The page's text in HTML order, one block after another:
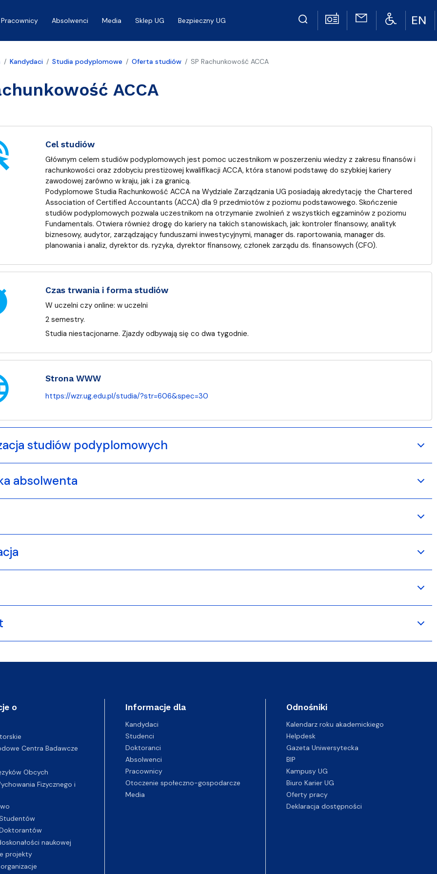
Pracownicy Absolwenci Media Sklep UG Bezpieczny UG
Kandydaci Studia podyplomowe Oferta studiów SP Rachunkowość ACCA
ACCA
Cel studiów
Głównym celem studiów podyplomowych jest pomoc uczestnikom w poszerzeniu wiedzy z zakresu finansów i
rachunkowości oraz zdobyciu prestiżowej kwalifikacji ACCA, która stanowi podstawę do szybkiej kariery
zawodowej zarówno w kraju, jak i za granicą.
Podyplomowe Studia Rachunkowość ACCA na Wydziale Zarządzania UG posiadają akredytację the Chartered
Association of Certified Accountants (ACCA) dla 9 przedmiotów z poziomu podstawowego. Skończenie
studiów podyplomowych pozwala uczestnikom na otrzymanie zwolnień z wszystkich egzaminów z poziomu
Fundamentals. Otwiera również drogę do kariery na takich stanowiskach, jak: kontroler finansowy, analityk
biznesowy, audytor, zarządzający funduszami inwestycyjnymi, manager ds. raportowania, manager ds.
planowania i analiz, dyrektor ds. ryzyka, dyrektor finansowy, członek zarządu ds. finansowych (CFO).
Czas trwania i forma studiów
W uczelni czy online: w uczelni
2 semestry.
Studia niestacjonarne. Zjazdy odbywają się co dwa tygodnie.
Strona WWW
https://wzr.ug.edu.pl/studia/?str=606&spec=30
studiów podyplomowych
absolwenta
o
Centra Badawcze
Obcych
Fizycznego i
naukowej
projekty
Informacje dla
Kandydaci
Studenci
Doktoranci
Absolwenci
Pracownicy
Otoczenie społeczno-gospodarcze
Media
Odnośniki
Kalendarz roku akademickiego
Helpdesk
Gazeta Uniwersytecka
BIP
Kampusy UG
Biuro Karier UG
Oferty pracy
Deklaracja dostępności